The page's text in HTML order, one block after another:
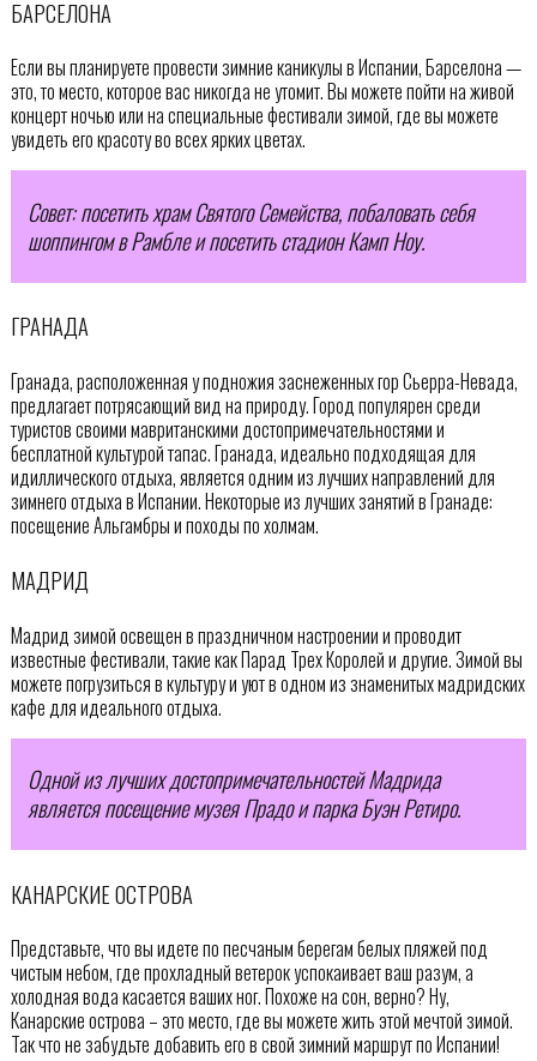
БАРСЕЛОНА
Если вы планируете провести зимние каникулы в Испании, Барселона —
это, то место, которое вас никогда не утомит. Вы можете пойти на живой
концерт ночью или на специальные фестивали зимой, где вы можете
увидеть его красоту во всех ярких цветах.
Совет: посетить храм Святого Семейства, побаловать себя
шоппингом в Рамбле и посетить стадион Камп Ноу.
ГРАНАДА
Гранада, расположенная у подножия заснеженных гор Сьерра-Невада,
предлагает потрясающий вид на природу. Город популярен среди
туристов своими мавританскими достопримечательностями и
бесплатной культурой тапас. Гранада, идеально подходящая для
идиллического отдыха, является одним из лучших направлений для
зимнего отдыха в Испании. Некоторые из лучших занятий в Гранаде:
посещение Альгамбры и походы по холмам.
МАДРИД
Мадрид зимой освещен в праздничном настроении и проводит
известные фестивали, такие как Парад Трех Королей и другие. Зимой вы
можете погрузиться в культуру и уют в одном из знаменитых мадридских
кафе для идеального отдыха.
Одной из лучших достопримечательностей Мадрида
является посещение музея Прадо и парка Буэн Ретиро.
КАНАРСКИЕ ОСТРОВА
Представьте, что вы идете по песчаным берегам белых пляжей под
чистым небом, где прохладный ветерок успокаивает ваш разум, а
холодная вода касается ваших ног. Похоже на сон, верно? Ну,
Канарские острова – это место, где вы можете жить этой мечтой зимой.
Так что не забудьте добавить его в свой зимний маршрут по Испании!